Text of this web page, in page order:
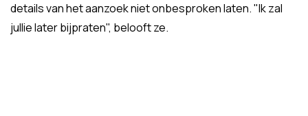
details van het aanzoek niet onbesproken laten. "Ik zal
jullie later bijpraten", belooft ze.